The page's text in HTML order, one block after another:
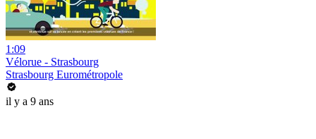
1:09
Vélorue - Strasbourg
Strasbourg Eurométropole
il y a 9 ans